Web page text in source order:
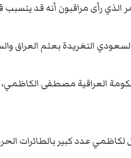
الذي رأى مراقبون أنه قد
التغريدة بعلم العراق
العراقية مصطفى الكاظمي،
لكاظمي عدد كبير بالطائرات